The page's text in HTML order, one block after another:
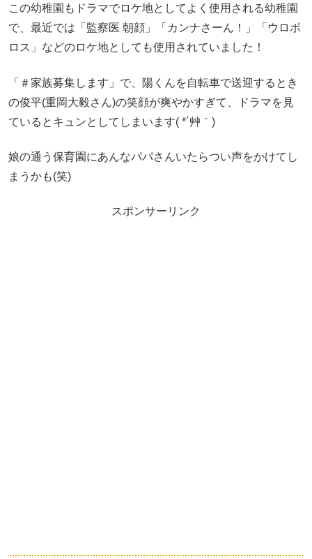
この幼稚園もドラマでロケ地としてよく使用される幼稚園
で、最近では「監察医 朝顔」「カンナさーん！」「ウロボ
ロス」などのロケ地としても使用されていました！
「＃家族募集します」で、陽くんを自転車で送迎するとき
の俊平(重岡大毅さん)の笑顔が爽やかすぎて、ドラマを見
ているとキュンとしてしまいます( *´艸｀)
娘の通う保育園にあんなパパさんいたらつい声をかけてし
まうかも(笑)
スポンサーリンク